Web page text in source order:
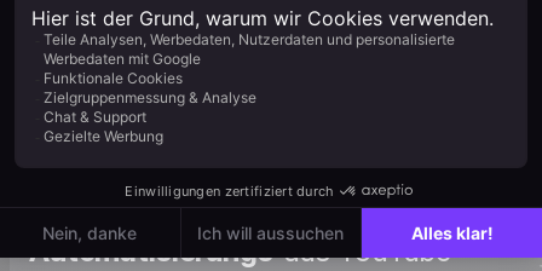
User auf
Zapier
auf Zapier. Auf Zapier
ansehen →
Automatisierungs-
:
Automatisierungen
aus YouTube-